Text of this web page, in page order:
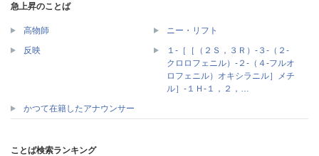
急上昇のことば
高物師 ニー・リフト
反映
１‐［［（２Ｓ，３Ｒ）‐３‐（２‐
クロロフェニル）‐２‐（４‐フルオ
ロフェニル）オキシラニル］メチ
ル］‐１Ｈ‐１，２，…
かつて在籍したアナウンサー
ことば検索ランキング